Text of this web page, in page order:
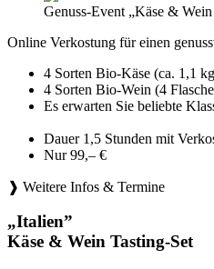
Genuss-Event „Käse &
Online Verkostung für einen
4 Sorten Bio-Käse (ca. 1,1
4 Sorten Bio-Wein (4
Es erwarten Sie beliebte
Dauer 1,5 Stunden mit
Nur 99,– €
❱ Weitere Infos & Termine
„Italien”
Käse & Wein Tasting-Set